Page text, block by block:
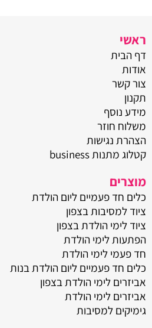
ראשי
דף הבית
אודות
צור קשר
תקנון
מידע נוסף
משלוח חוזר
הצהרת נגישות
קטלוג מתנות business
מוצרים
כלים חד פעמיים ליום הולדת
ציוד למסיבות בצפון
ציוד לימי הולדת בצפון
הפתעות לימי הולדת
חד פעמי לימי הולדת
כלים חד פעמיים ליום הולדת בנות
אביזרים לימי הולדת בצפון
אביזרים לימי הולדת
גימיקים למסיבות